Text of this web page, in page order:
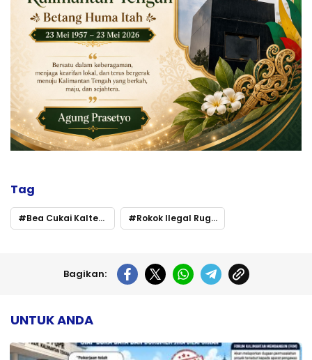
Tag
Bea Cukai Kalteng Perkuat Pengawasan Rokok Ilegal Rugikan Negara
Bagikan:
UNTUK ANDA